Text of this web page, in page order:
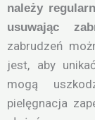
należy
usuwając
zabrudzeń
jest, aby
mogą
pielęgnacja